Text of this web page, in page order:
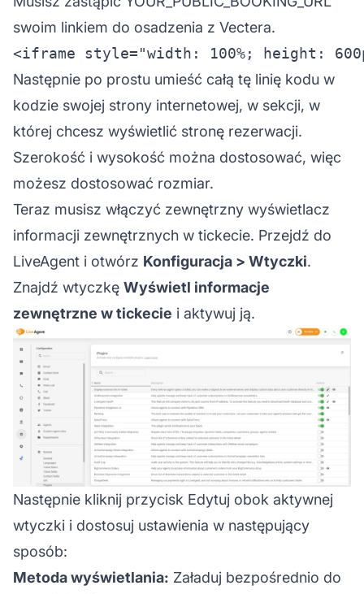
swoim linkiem do osadzenia z Vectera.
Następnie po prostu umieść całą tę linię kodu w
kodzie swojej strony internetowej, w sekcji, w
której chcesz wyświetlić stronę rezerwacji.
Szerokość i wysokość można dostosować, więc
możesz dostosować rozmiar.
Teraz musisz włączyć zewnętrzny wyświetlacz
informacji zewnętrznych w tickecie. Przejdź do
LiveAgent i otwórz Konfiguracja > Wtyczki.
Znajdź wtyczkę Wyświetl informacje
zewnętrzne w tickecie i aktywuj ją.
Następnie kliknij przycisk Edytuj obok aktywnej
wtyczki i dostosuj ustawienia w następujący
sposób:
Metoda wyświetlania: Załaduj bezpośrednio do